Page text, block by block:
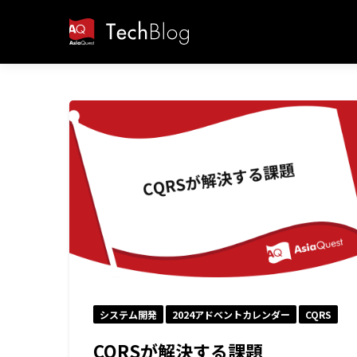
システム開発 2024アドベントカレンダー CQRS
CQRSが解決する課題